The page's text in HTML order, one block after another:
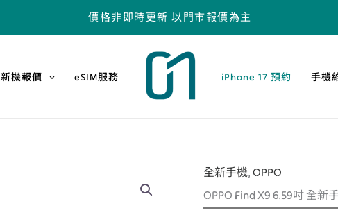
價格非即時更新 以門市報價為主
新機報價 eSIM服務 iPhone 17 預約 手機
全新手機, OPPO
OPPO Find X9 6.59吋 全新